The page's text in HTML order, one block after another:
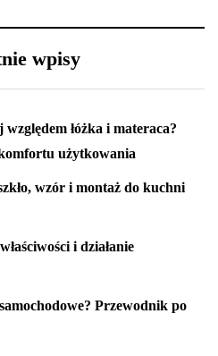
wpisy
łóżka i materaca?
użytkowania
wzór i montaż do kuchni
i działanie
Przewodnik po